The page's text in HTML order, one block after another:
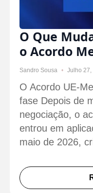
O Que
o Acordo
Sandro Sousa Julho 27,
O Acordo UE-
fase Depois de
negociação, o
entrou em
maio de 2026,